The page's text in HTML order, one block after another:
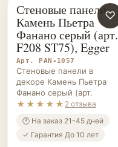
СТЕНОВЫЕ
ПАНЕЛИ НА ЗАКАЗ
♡
Стеновые панели
Камень Пьетра
Фанано серый (арт.
F208 ST75), Egger
Арт. PAN-1057
Стеновые панели в
декоре Камень Пьетра
Фанано серый (арт.
★★★★★ 2 отзыва
🕐 На заказ 21-45 дней
✓ Гарантия До 10 лет